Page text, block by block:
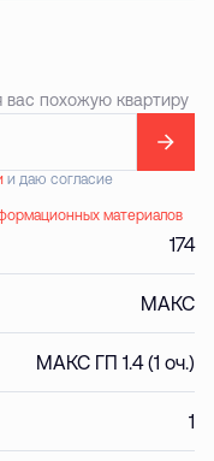
похожую квартиру
и даю согласие
материалов
174
МАКС
МАКС ГП 1.4 (1 оч.)
1